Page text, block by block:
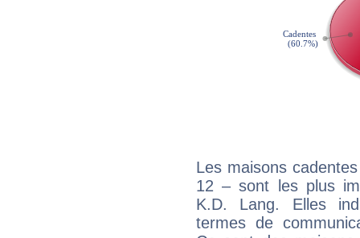
Les maisons
12 – sont les plus
K.D. Lang. Elles
termes de